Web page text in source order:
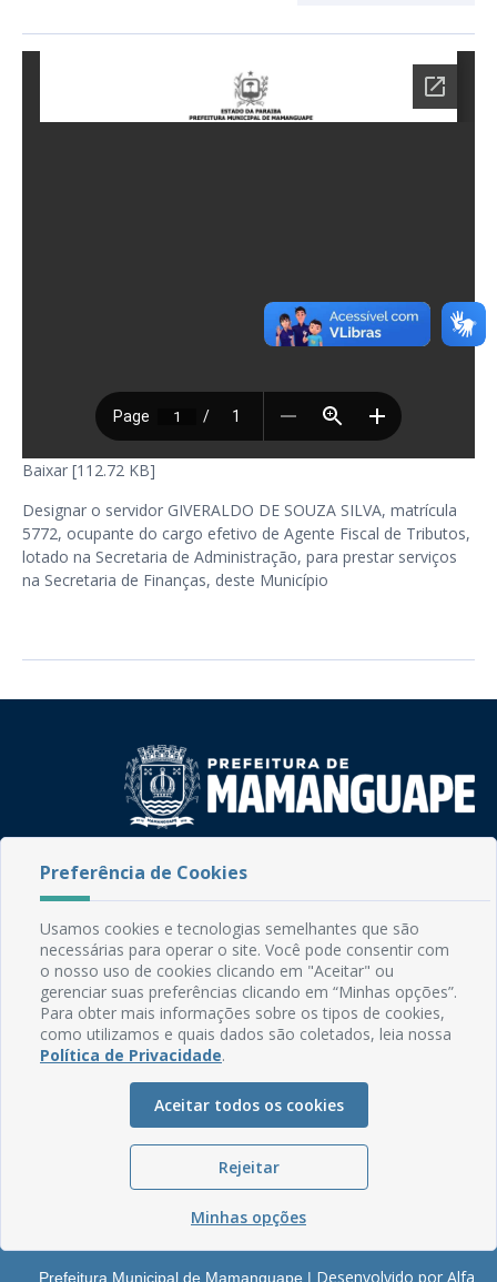
Baixar [112.72 KB]
Designar o servidor GIVERALDO DE SOUZA SILVA, matrícula
5772, ocupante do cargo efetivo de Agente Fiscal de Tributos,
lotado na Secretaria de Administração, para prestar serviços
na Secretaria de Finanças, deste Município
Rua do Imperador, 78, Centro
Email: comunicacao@mamanguape.pb.gov.br
Expediente: Segunda à Sexta, das 08h às 13h
Mapa do Site
Perguntas frequentes
Glossário
Ouvidoria
Serviços Internos
Política de Privacidade
Prefeitura Municipal de Mamanguape | Desenvolvido por Alfa
Preferência de Cookies
Usamos cookies e tecnologias semelhantes que são
necessárias para operar o site. Você pode consentir com
o nosso uso de cookies clicando em "Aceitar" ou
gerenciar suas preferências clicando em “Minhas opções”.
Para obter mais informações sobre os tipos de cookies,
como utilizamos e quais dados são coletados, leia nossa
Política de Privacidade.
Aceitar todos os cookies
Rejeitar
Minhas opções